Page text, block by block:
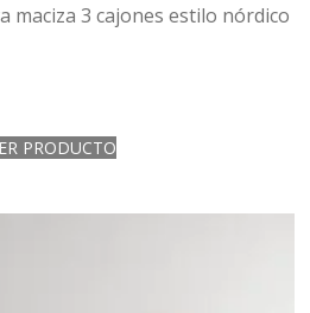
maciza 3 cajones estilo nórdico
PRODUCTO